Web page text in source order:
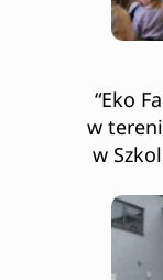
“Eko
w
w